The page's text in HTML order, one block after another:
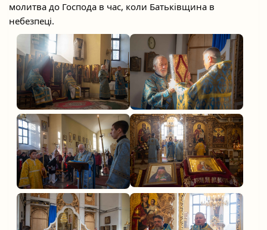
молитва до Господа в час, коли Батьківщина в
небезпеці.